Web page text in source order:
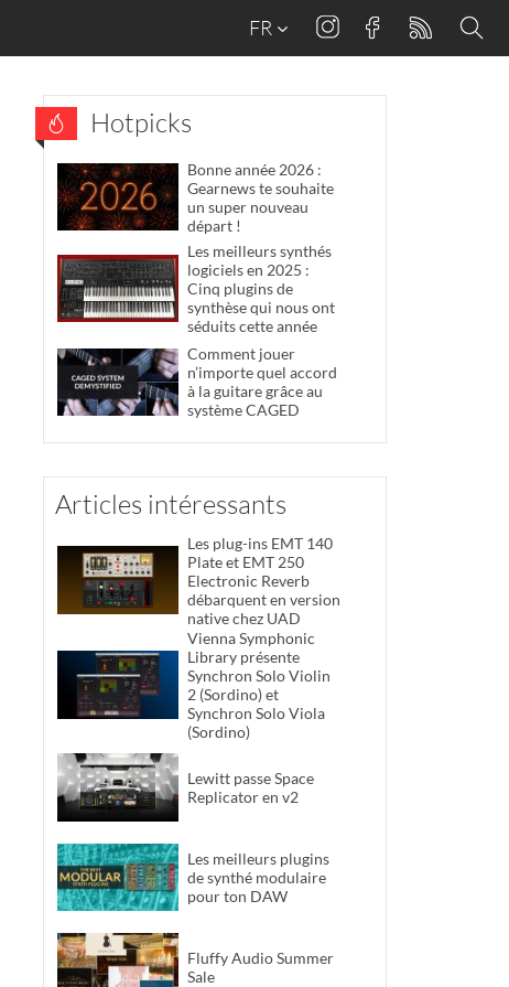
FR
Hotpicks
Bonne année 2026 :
Gearnews te souhaite
un super nouveau
départ !
Les meilleurs synthés
logiciels en 2025 :
Cinq plugins de
synthèse qui nous ont
séduits cette année
Comment jouer
n’importe quel accord
à la guitare grâce au
système CAGED
Articles intéressants
Les plug-ins EMT 140
Plate et EMT 250
Electronic Reverb
débarquent en version
native chez UAD
Vienna Symphonic
Library présente
Synchron Solo Violin
2 (Sordino) et
Synchron Solo Viola
(Sordino)
Lewitt passe Space
Replicator en v2
Les meilleurs plugins
de synthé modulaire
pour ton DAW
Fluffy Audio Summer
Sale